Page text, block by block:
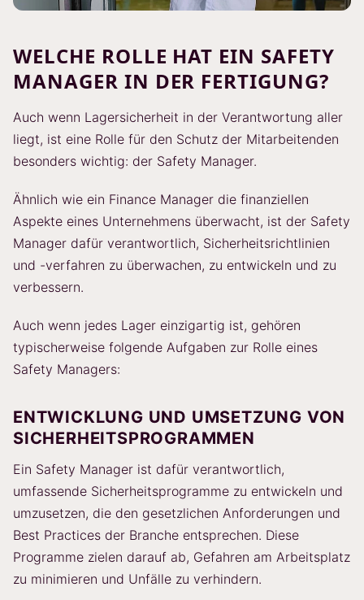
WELCHE ROLLE HAT EIN SAFETY
MANAGER IN DER FERTIGUNG?
Auch wenn Lagersicherheit in der Verantwortung aller
liegt, ist eine Rolle für den Schutz der Mitarbeitenden
besonders wichtig: der Safety Manager.
Ähnlich wie ein Finance Manager die finanziellen
Aspekte eines Unternehmens überwacht, ist der Safety
Manager dafür verantwortlich, Sicherheitsrichtlinien
und -verfahren zu überwachen, zu entwickeln und zu
verbessern.
Auch wenn jedes Lager einzigartig ist, gehören
typischerweise folgende Aufgaben zur Rolle eines
Safety Managers:
ENTWICKLUNG UND UMSETZUNG VON
SICHERHEITSPROGRAMMEN
Ein Safety Manager ist dafür verantwortlich,
umfassende Sicherheitsprogramme zu entwickeln und
umzusetzen, die den gesetzlichen Anforderungen und
Best Practices der Branche entsprechen. Diese
Programme zielen darauf ab, Gefahren am Arbeitsplatz
zu minimieren und Unfälle zu verhindern.